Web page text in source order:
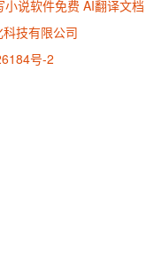
小说软件免费 AI翻译文档
技有限公司
号-2